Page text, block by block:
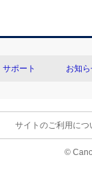
サポート お知
サイトのご利用につ
©